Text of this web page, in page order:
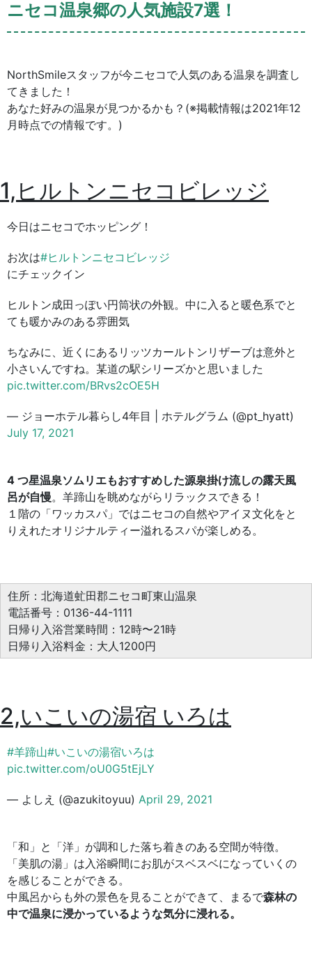
ニセコ温泉郷の人気施設7選！
NorthSmileスタッフが今ニセコで人気のある温泉を調査し
てきました！
あなた好みの温泉が見つかるかも？(※掲載情報は2021年12
月時点での情報です。)
1,ヒルトンニセコビレッジ
今日はニセコでホッピング！
お次は#ヒルトンニセコビレッジ
にチェックイン
ヒルトン成田っぽい円筒状の外観。中に入ると暖色系でと
ても暖かみのある雰囲気
ちなみに、近くにあるリッツカールトンリザーブは意外と
小さいんですね。某道の駅シリーズかと思いました
pic.twitter.com/BRvs2cOE5H
— ジョーホテル暮らし4年目 | ホテルグラム (@pt_hyatt)
July 17, 2021
4 つ星温泉ソムリエもおすすめした源泉掛け流しの露天風
呂が自慢。羊蹄山を眺めながらリラックスできる！
１階の「ワッカスパ」ではニセコの自然やアイヌ文化をと
りえれたオリジナルティー溢れるスパが楽しめる。
住所：北海道虻田郡ニセコ町東山温泉
電話番号：0136-44-1111
日帰り入浴営業時間：12時〜21時
日帰り入浴料金：大人1200円
2,いこいの湯宿 いろは
#羊蹄山#いこいの湯宿いろは
pic.twitter.com/oU0G5tEjLY
— よしえ (@azukitoyuu) April 29, 2021
「和」と「洋」が調和した落ち着きのある空間が特徴。
「美肌の湯」は入浴瞬間にお肌がスベスベになっていくの
を感じることができる。
中風呂からも外の景色を見ることができて、まるで森林の
中で温泉に浸かっているような気分に浸れる。